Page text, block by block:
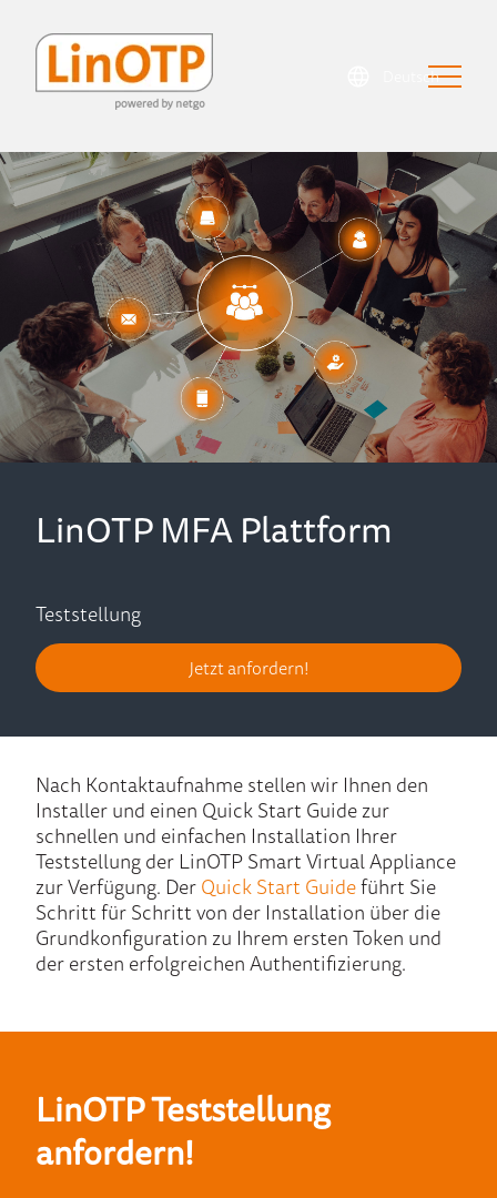
Deutsch
LinOTP MFA Plattform
Teststellung
Jetzt anfordern!
Nach Kontaktaufnahme stellen wir Ihnen den
Installer und einen Quick Start Guide zur
schnellen und einfachen Installation Ihrer
Teststellung der LinOTP Smart Virtual Appliance
zur Verfügung. DerQuick Start Guideführt Sie
Schritt für Schritt von der Installation über die
Grundkonfiguration zu Ihrem ersten Token und
der ersten erfolgreichen Authentifizierung.
LinOTP Teststellung
anfordern!